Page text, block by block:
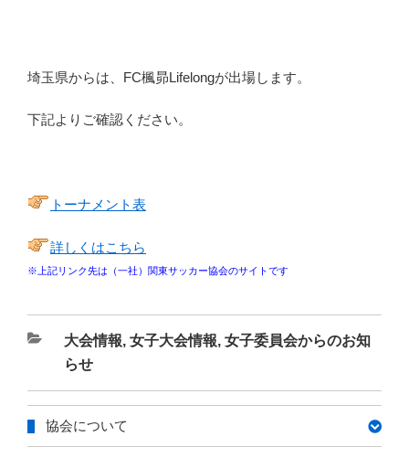
埼玉県からは、FC楓昴Lifelongが出場します。
下記よりご確認ください。
トーナメント表
詳しくはこちら
※上記リンク先は（一社）関東サッカー協会のサイトです
カ
テ
ゴ
ー
大会情報, 女子大会情報, 女子委員会からのお知
らせ
協会について